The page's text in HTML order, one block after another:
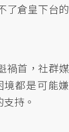
了倉皇下台的
禍首，社群媒
都是可能嫌
持。